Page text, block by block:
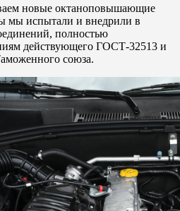
новые октаноповышающие
мы испытали и внедрили в
полностью
действующего ГОСТ-32513 и
союза.